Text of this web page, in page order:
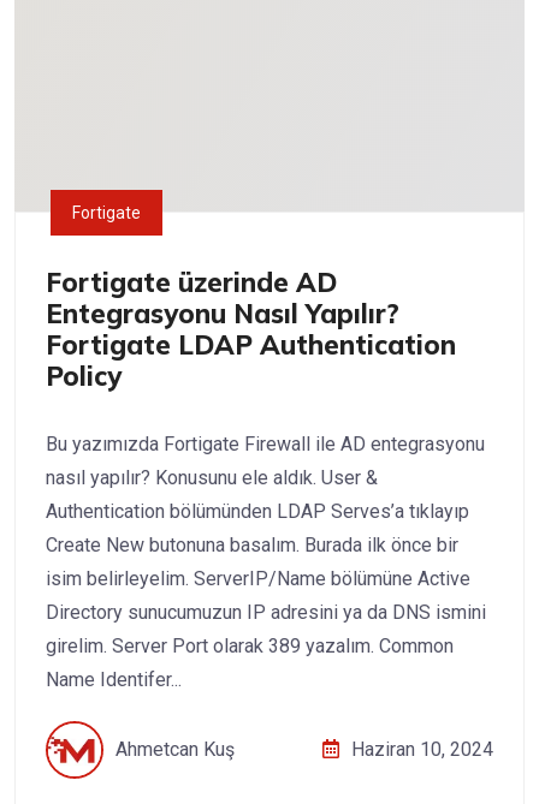
Fortigate
Fortigate üzerinde AD
Entegrasyonu Nasıl Yapılır?
Fortigate LDAP Authentication
Policy
Bu yazımızda Fortigate Firewall ile AD entegrasyonu
nasıl yapılır? Konusunu ele aldık. User &
Authentication bölümünden LDAP Serves’a tıklayıp
Create New butonuna basalım. Burada ilk önce bir
isim belirleyelim. ServerIP/Name bölümüne Active
Directory sunucumuzun IP adresini ya da DNS ismini
girelim. Server Port olarak 389 yazalım. Common
Name Identifer...
Ahmetcan Kuş Haziran 10, 2024